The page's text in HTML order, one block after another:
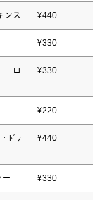
ンス ¥440
¥330
・ロ
¥330
¥220
ﾄﾞﾗ
¥440
ー ¥330